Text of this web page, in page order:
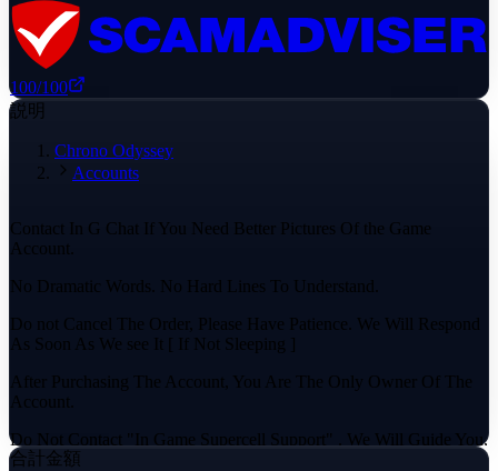
100/100
説明
Chrono Odyssey
Accounts
Contact In G Chat If You Need Better Pictures Of the Game
Account.
No Dramatic Words. No Hard Lines To Understand.
Do not Cancel The Order, Please Have Patience. We Will Respond
As Soon As We see It [ If Not Sleeping ]
After Purchasing The Account, You Are The Only Owner Of The
Account.
Do Not Contact "In Game Supercell Support" . We Will Guide You,
Help You With Anything If You Need.
合計金額